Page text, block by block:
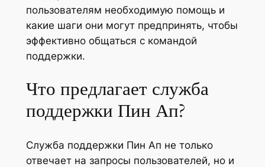
пользователям необходимую помощь и
какие шаги они могут предпринять, чтобы
эффективно общаться с командой
поддержки.
Что предлагает служба
поддержки Пин Ап?
Служба поддержки Пин Ап не только
отвечает на запросы пользователей, но и